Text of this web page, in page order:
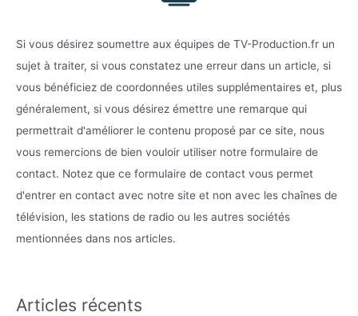
Si vous désirez soumettre aux équipes de TV-Production.fr un
sujet à traiter, si vous constatez une erreur dans un article, si
vous bénéficiez de coordonnées utiles supplémentaires et, plus
généralement, si vous désirez émettre une remarque qui
permettrait d'améliorer le contenu proposé par ce site, nous
vous remercions de bien vouloir utiliser notre formulaire de
contact. Notez que ce formulaire de contact vous permet
d'entrer en contact avec notre site et non avec les chaînes de
télévision, les stations de radio ou les autres sociétés
mentionnées dans nos articles.
Articles récents